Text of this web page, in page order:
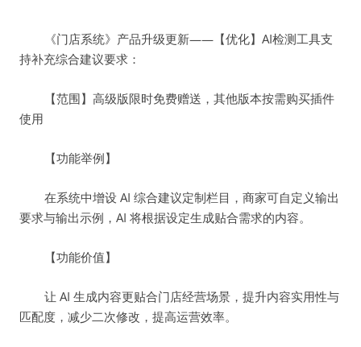
《门店系统》产品升级更新——【优化】AI检测工具支
持补充综合建议要求：
【范围】高级版限时免费赠送，其他版本按需购买插件
使用
【功能举例】
在系统中增设 AI 综合建议定制栏目，商家可自定义输出
要求与输出示例，AI 将根据设定生成贴合需求的内容。
【功能价值】
让 AI 生成内容更贴合门店经营场景，提升内容实用性与
匹配度，减少二次修改，提高运营效率。